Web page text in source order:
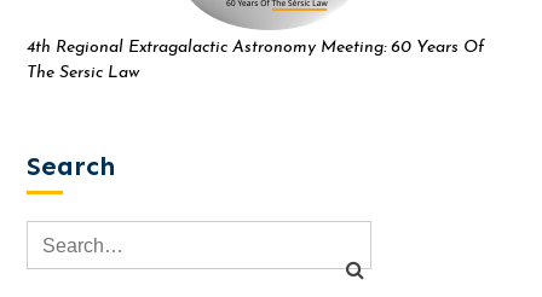
4th Regional Extragalactic Astronomy Meeting: 60 Years Of
The Sersic Law
Search